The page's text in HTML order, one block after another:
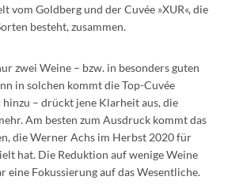
vom Goldberg und der Cuvée »XUR«, die
besteht, zusammen.
zwei Weine – bzw. in besonders guten
in solchen kommt die Top-Cuvée
hinzu – drückt jene Klarheit aus, die
Am besten zum Ausdruck kommt das
die Werner Achs im Herbst 2020 für
hat. Die Reduktion auf wenige Weine
eine Fokussierung auf das Wesentliche.